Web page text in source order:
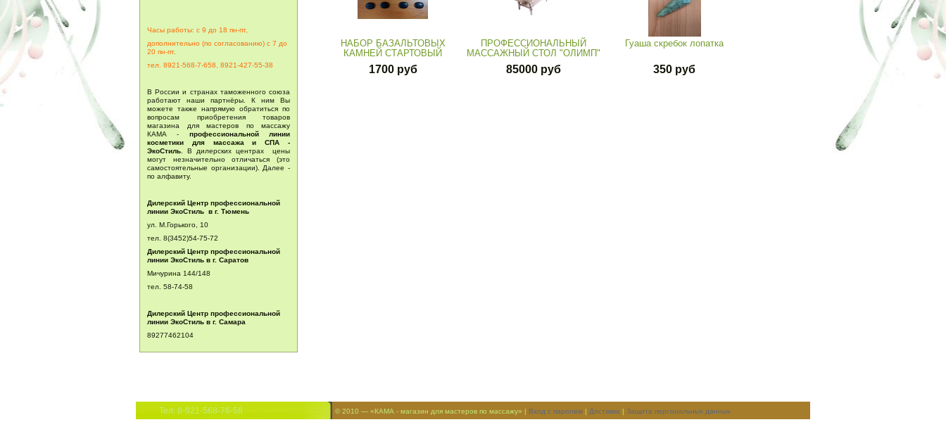
Часы работы: с 9 до 18 пн-пт,
дополнительно (по согласованию) с 7 до
20 пн-пт.
тел. 8921-568-7-658, 8921-427-55-38
В России и странах таможенного союза
работают наши партнёры. К ним Вы
можете также напрямую обратиться по
вопросам приобретения товаров
магазина для мастеров по массажу
КАМА - профессиональной линии
косметики для массажа и СПА -
ЭкоСтиль . В дилерских центрах цены
могут незначительно отличаться (это
самостоятельные организации). Далее -
по алфавиту.
Дилерский Центр профессиональной
линии ЭкоСтиль в г. Тюмень
ул. М.Горького, 10
тел. 8(3452)54-75-72
Дилерский Центр профессиональной
линии ЭкоСтиль в г. Саратов
Мичурина 144/148
тел. 58-74-58
Дилерский Центр профессиональной
линии ЭкоСтиль в г. Самара
89277462104
НАБОР БАЗАЛЬТОВЫХ
КАМНЕЙ СТАРТОВЫЙ
1700 руб
ПРОФЕССИОНАЛЬНЫЙ
МАССАЖНЫЙ СТОЛ "ОЛИМП"
85000 руб
Гуаша скребок лопатка
350 руб
Тел: 8-921-568-76-58
© 2010 — «КАМА - магазин для мастеров по массажу» | Вход с паролем | Доставка | Защита персональных данных